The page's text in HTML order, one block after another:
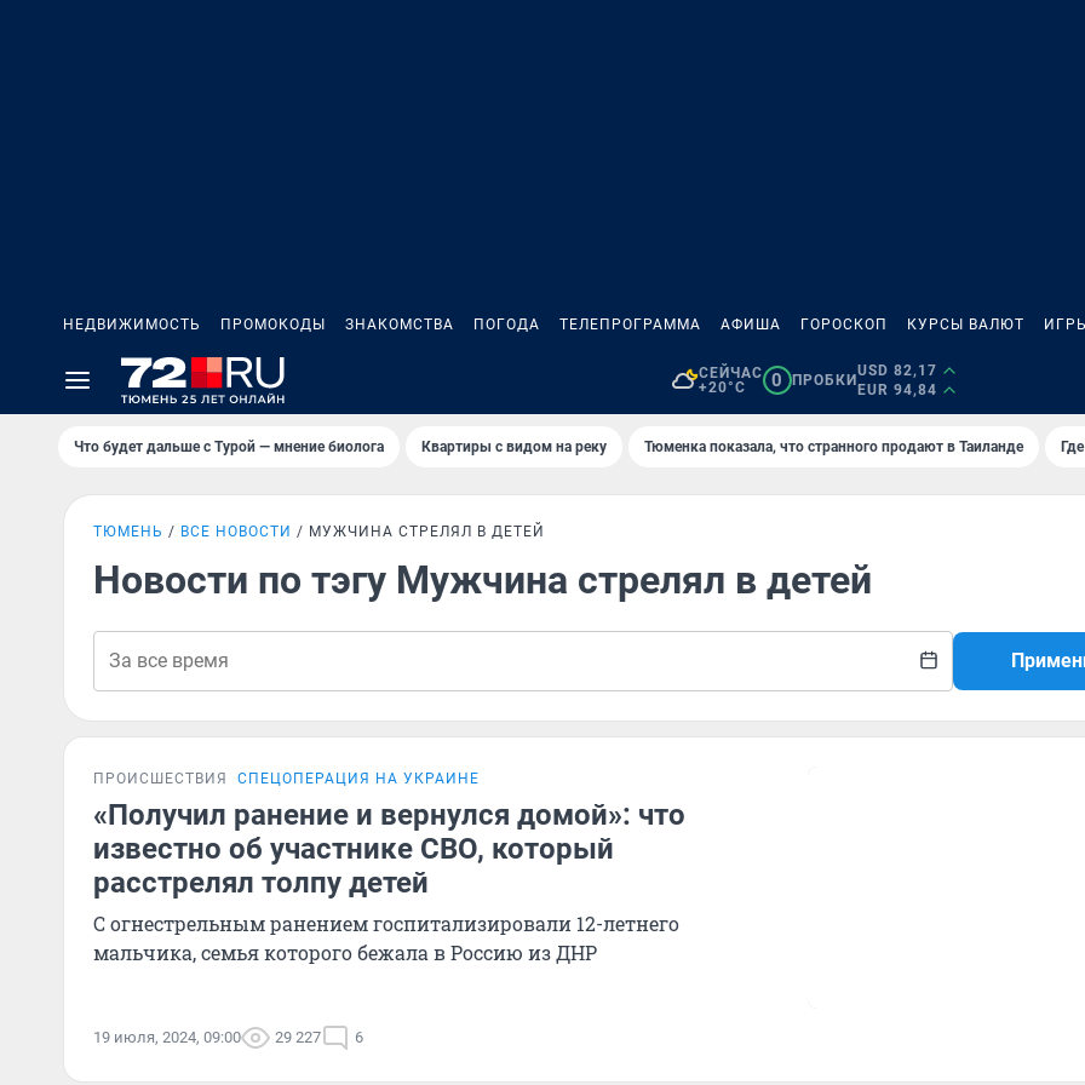
НЕДВИЖИМОСТЬ ПРОМОКОДЫ ЗНАКОМСТВА ПОГОДА ТЕЛЕПРОГРАММА АФИША ГОРОСКОП КУРСЫ ВАЛЮТ
СЕЙЧАС
+20°C
0 ПРОБКИ
USD 82,17
EUR 94,84
Что будет дальше с Турой — мнение биолога Квартиры с видом на реку Тюменка показала, что странного продают в Таиланде
ТЮМЕНЬ ВСЕ НОВОСТИ МУЖЧИНА СТРЕЛЯЛ В ДЕТЕЙ
Новости по тэгу Мужчина стрелял в детей
ПРОИСШЕСТВИЯ СПЕЦОПЕРАЦИЯ НА УКРАИНЕ
«Получил ранение и вернулся домой»: что
известно об участнике СВО, который
расстрелял толпу детей
С огнестрельным ранением госпитализировали 12-летнего
мальчика, семья которого бежала в Россию из ДНР
19 июля, 2024, 09:00 29 227 6